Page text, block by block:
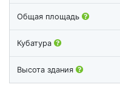
Общая площадь
Кубатура
Высота здания